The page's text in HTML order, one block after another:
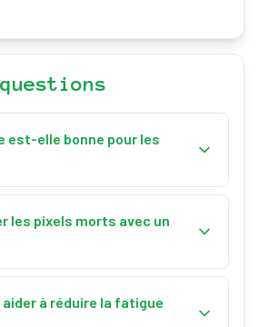
est-elle bonne pour les
chaude est flatteuse pour les
une atmosphère accueillante. Elle
que la lumière blanche froide et
les pixels morts avec un
écran et examinez l'écran à la
qui apparaissent noirs (morts)
(bloqués).
à réduire la fatigue